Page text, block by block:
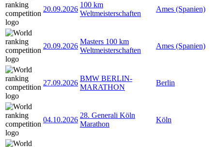
20.09.2026
100 km
Weltmeisterschaften
Ames (Spanien)
20.09.2026
Masters 100 km
Weltmeisterschaften
Ames (Spanien)
27.09.2026
BMW BERLIN-
MARATHON
Berlin
04.10.2026
28. Generali Köln
Marathon
Köln